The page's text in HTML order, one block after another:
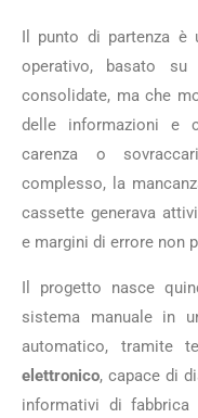
Il punto di partenza è
operativo, basato
consolidate, ma che
delle informazioni e
carenza o
complesso, la
cassette generava
e margini di errore non
Il progetto nasce
sistema manuale in
automatico, tramite
elettronico, capace di
informativi di